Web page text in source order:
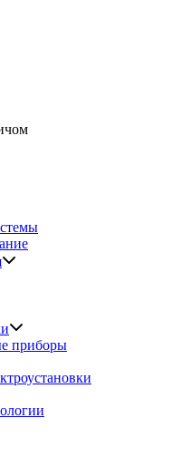
приборы